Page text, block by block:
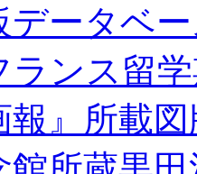
データベ
ランス留
報』所載